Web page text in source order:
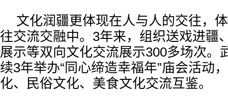
文化润疆更体现在人与人的交往，
往交流交融中。3年来，组织送戏进疆
展示等双向文化交流展示300多场次。
续3年举办“同心缔造幸福年”庙会活动
化、民俗文化、美食文化交流互鉴。